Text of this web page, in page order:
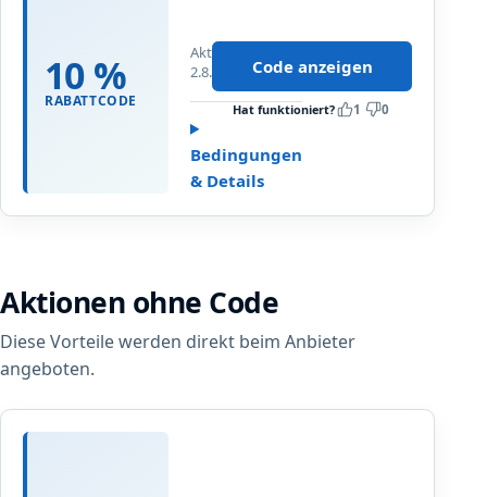
10 %
RABATTCODE
R
a
b
a
t
t
u
a
s
g
a
Aktualisiert
2.8.2026
Bedingungen
& Details
Code anzeigen
Hat funktioniert? 1 0
Aktionen ohne Code
Diese Vorteile werden direkt beim Anbieter
angeboten.